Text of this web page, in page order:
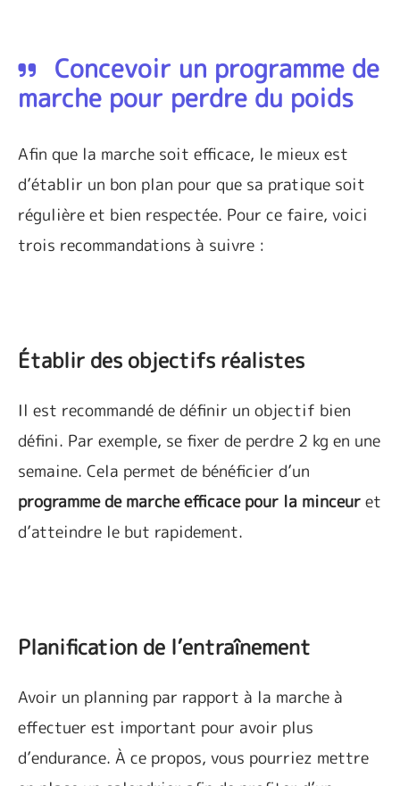
Concevoir un programme de
marche pour perdre du poids
Afin que la marche soit efficace, le mieux est
d’établir un bon plan pour que sa pratique soit
régulière et bien respectée. Pour ce faire, voici
trois recommandations à suivre :
Établir des objectifs réalistes
Il est recommandé de définir un objectif bien
défini. Par exemple, se fixer de perdre 2 kg en une
semaine. Cela permet de bénéficier d’un
programme de marche efficace pour la minceur et
d’atteindre le but rapidement.
Planification de l’entraînement
Avoir un planning par rapport à la marche à
effectuer est important pour avoir plus
d’endurance. À ce propos, vous pourriez mettre